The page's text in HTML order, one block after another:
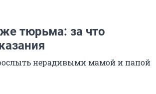
тюрьма: за что
нерадивыми мамой и папой